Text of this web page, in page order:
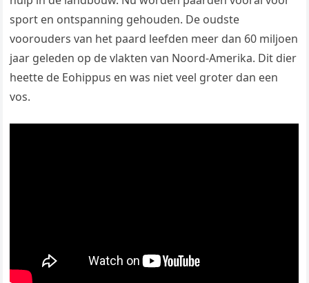
sport en ontspanning gehouden. De oudste
voorouders van het paard leefden meer dan 60 miljoen
jaar geleden op de vlakten van Noord-Amerika. Dit dier
heette de Eohippus en was niet veel groter dan een
vos.